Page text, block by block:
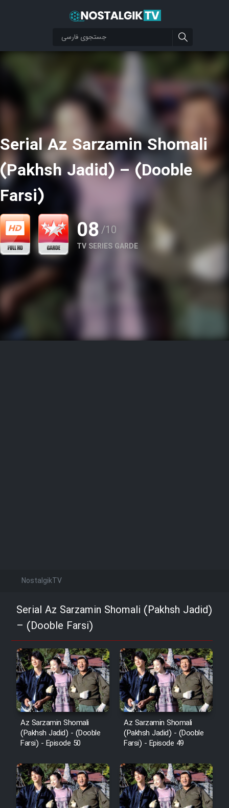
Serial Az Sarzamin Shomali
(Pakhsh Jadid) – (Dooble
Farsi)
08/10
TV SERIES GARDE
NostalgikTV
Serial Az Sarzamin Shomali (Pakhsh Jadid)
– (Dooble Farsi)
Az Sarzamin Shomali
(Pakhsh Jadid) - (Dooble
Farsi) - Episode 50
Az Sarzamin Shomali
(Pakhsh Jadid) - (Dooble
Farsi) - Episode 49